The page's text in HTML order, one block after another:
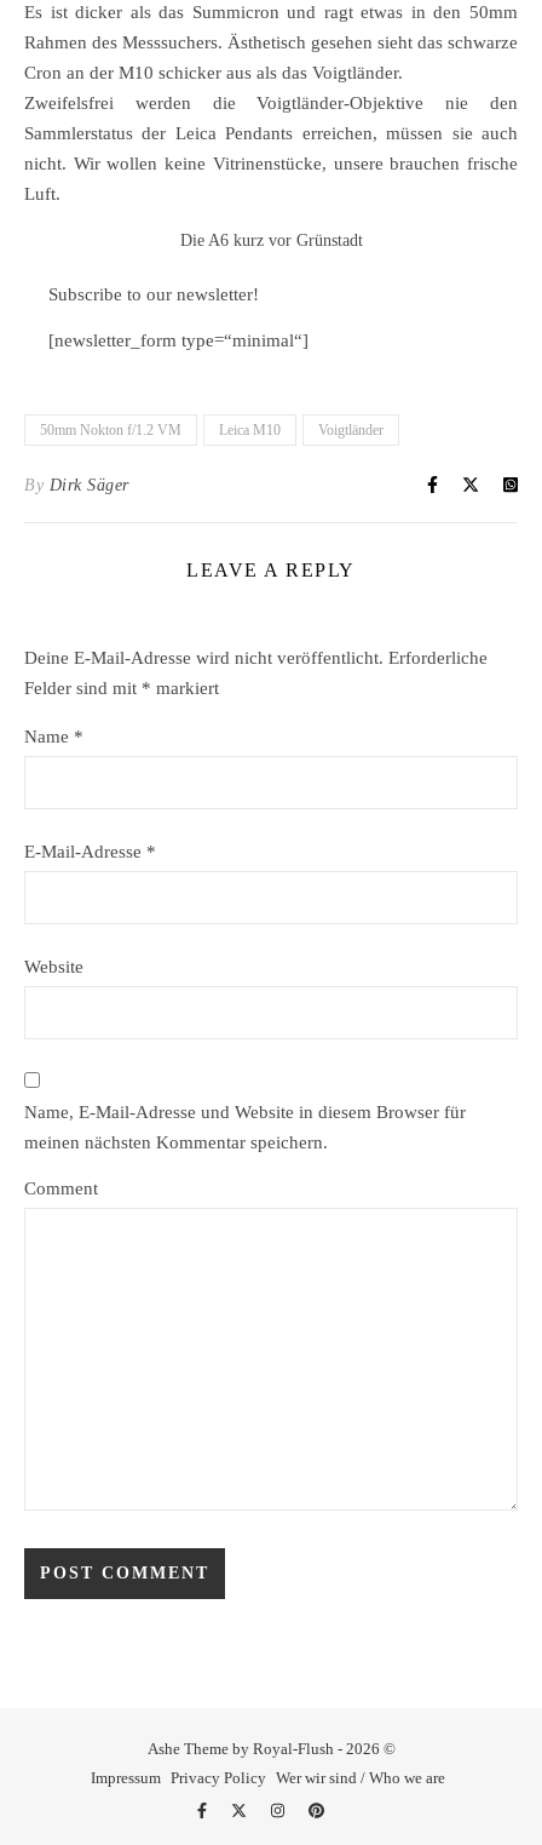
Es ist dicker als das Summicron und ragt etwas in den 50mm
Rahmen des Messsuchers. Ästhetisch gesehen sieht das schwarze
Cron an der M10 schicker aus als das Voigtländer.
Zweifelsfrei werden die Voigtländer-Objektive nie den
Sammlerstatus der Leica Pendants erreichen, müssen sie auch
nicht. Wir wollen keine Vitrinenstücke, unsere brauchen frische
Luft.
Die A6 kurz vor Grünstadt
Subscribe to our newsletter!
[newsletter_form type=“minimal“]
50mm Nokton f/1.2 VM Leica M10 Voigtländer
By Dirk Säger
LEAVE A REPLY
Deine E-Mail-Adresse wird nicht veröffentlicht. Erforderliche
Felder sind mit * markiert
Name *
E-Mail-Adresse *
Website
Name, E-Mail-Adresse und Website in diesem Browser für
meinen nächsten Kommentar speichern.
Comment
Ashe Theme by Royal-Flush - 2026 ©
Impressum Privacy Policy Wer wir sind / Who we are